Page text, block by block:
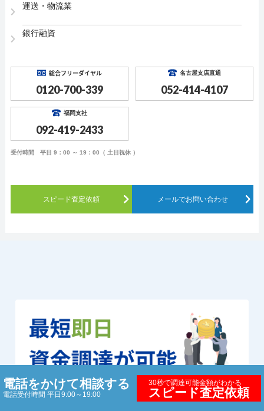
運送・物流業
銀行融資
総合フリーダイヤル
0120-700-339
名古屋支店直通
052-414-4107
福岡支社
092-419-2433
受付時間 平日 9：00 ～ 19：00（ 土日祝休 ）
スピード査定依頼 メールでお問い合わせ
電話をかけて相談する
電話受付時間 平日9:00～19:00
30秒で調達可能金額がわかる
スピード査定依頼